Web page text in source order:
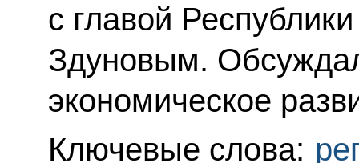
с главой
Здуновым.
экономическое
Ключевые слова: